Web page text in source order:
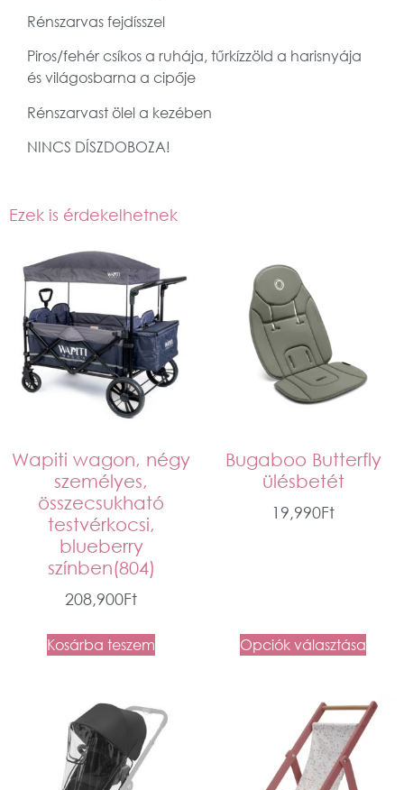
Rénszarvas fejdísszel
Piros/fehér csíkos a ruhája, tűrkízzöld a harisnyája
és világosbarna a cipője
Rénszarvast ölel a kezében
NINCS DÍSZDOBOZA!
Ezek is érdekelhetnek
Wapiti wagon, négy
személyes,
összecsukható
testvérkocsi,
blueberry
színben(804)
208,900Ft
Kosárba teszem
Bugaboo Butterfly
ülésbetét
19,990Ft
Opciók választása